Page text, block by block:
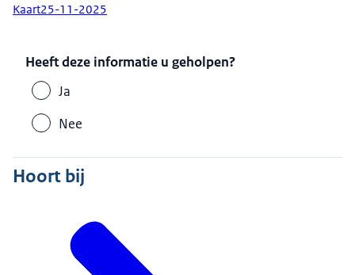
Kaart25-11-2025
Heeft deze informatie u geholpen?
Ja
Nee
Hoort bij